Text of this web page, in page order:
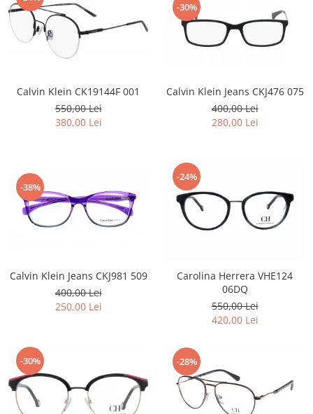
Calvin Klein CK19144F 001
550,00 Lei
380,00 Lei
-30%
Calvin Klein Jeans CKJ476 075
400,00 Lei
280,00 Lei
-38%
Calvin Klein Jeans CKJ981 509
400,00 Lei
250,00 Lei
-24%
Carolina Herrera VHE124
06DQ
550,00 Lei
420,00 Lei
-30% -28%